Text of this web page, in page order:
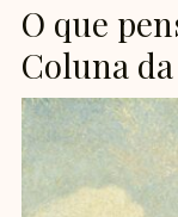
O que
Coluna